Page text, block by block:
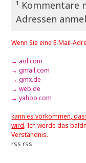
¹
Adressen
Wenn Sie eine E-Mail-
→ aol.com
→ gmail.com
→ gmx.de
→ web.de
→ yahoo.com
kann es vorkommen,
wird. Ich werde das
Verständnis.
rss rss